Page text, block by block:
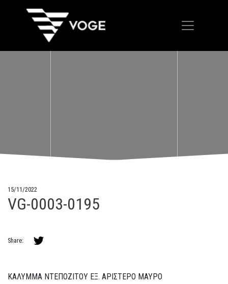
15/11/2022
VG-0003-0195
Share:
ΚΑΛΥΜΜΑ ΝΤΕΠΟΖΙΤΟΥ ΕΞ. ΑΡΙΣΤΕΡΟ ΜΑΥΡΟ